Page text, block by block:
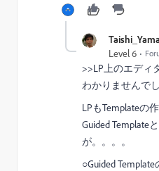
Level 6
>>LP上のエディ
わかりませんで
LPもTemplateの
Guided Template
が。。。。
○Guided